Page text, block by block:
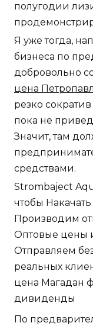
полугодии
Я уже тогда,
бизнеса по
добровольно
цена
резко
пока не
Значит, там
средствами.
Strombaject
чтобы
Производим
Оптовые цены
Отправляем
реальных
цена Магадан
дивиденды
По